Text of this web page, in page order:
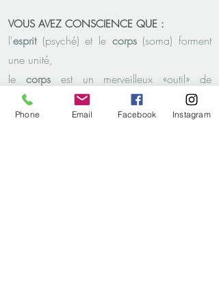
VOUS AVEZ CONSCIENCE QUE :
l'esprit (psyché) et le corps(soma) forment
une unité,
le corpsest un merveilleux «outil» de
transformation.
Phone Email Facebook Instagram